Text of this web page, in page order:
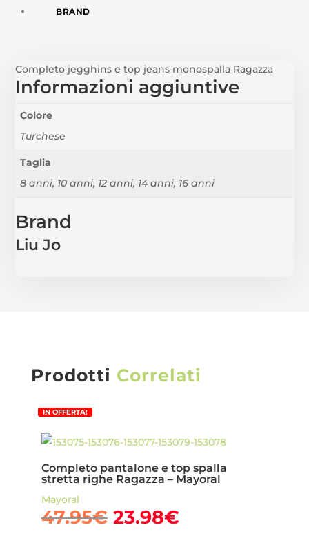
BRAND
Completo jegghins e top jeans monospalla Ragazza
Informazioni aggiuntive
Colore
Turchese
Taglia
8 anni, 10 anni, 12 anni, 14 anni, 16 anni
Brand
Liu Jo
Prodotti Correlati
IN OFFERTA!
Completo pantalone e top spalla
stretta righe Ragazza – Mayoral
Mayoral
47.95€ Il
23.98€Il